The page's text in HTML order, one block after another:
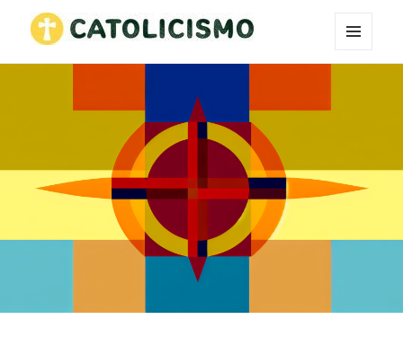
Catholicism